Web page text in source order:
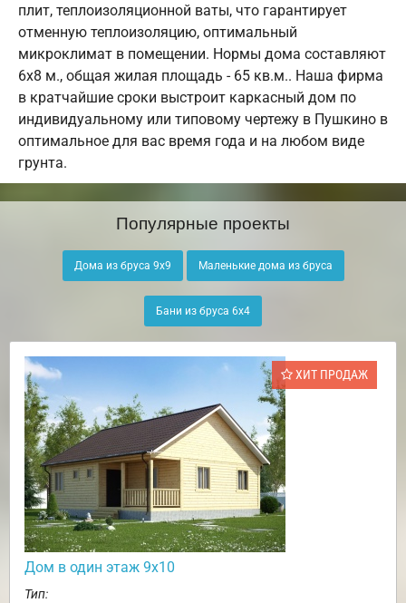
плит, теплоизоляционной ваты, что гарантирует
отменную теплоизоляцию, оптимальный
микроклимат в помещении. Нормы дома составляют
6х8 м., общая жилая площадь - 65 кв.м.. Наша фирма
в кратчайшие сроки выстроит каркасный дом по
индивидуальному или типовому чертежу в Пушкино в
оптимальное для вас время года и на любом виде
грунта.
Популярные проекты
Дома из бруса 9х9 Маленькие дома из бруса
Бани из бруса 6х4
ХИТ ПРОДАЖ
Дом в один этаж 9х10
Тип: